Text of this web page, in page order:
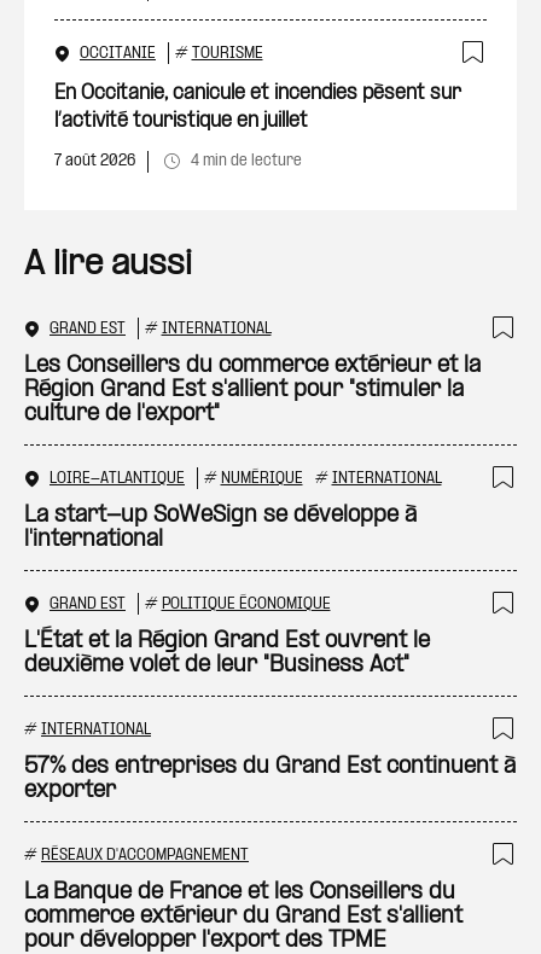
OCCITANIE # TOURISME
En Occitanie, canicule et incendies pèsent sur
l’activité touristique en juillet
7 août 2026 4 min de lecture
A lire aussi
GRAND EST # INTERNATIONAL
Les Conseillers du commerce extérieur et la
Région Grand Est s'allient pour "stimuler la
culture de l'export"
LOIRE-ATLANTIQUE # NUMÉRIQUE # INTERNATIONAL
La start-up SoWeSign se développe à
l'international
GRAND EST # POLITIQUE ÉCONOMIQUE
L'État et la Région Grand Est ouvrent le
deuxième volet de leur "Business Act"
# INTERNATIONAL
57% des entreprises du Grand Est continuent à
exporter
# RÉSEAUX D'ACCOMPAGNEMENT
La Banque de France et les Conseillers du
commerce extérieur du Grand Est s'allient
pour développer l'export des TPME